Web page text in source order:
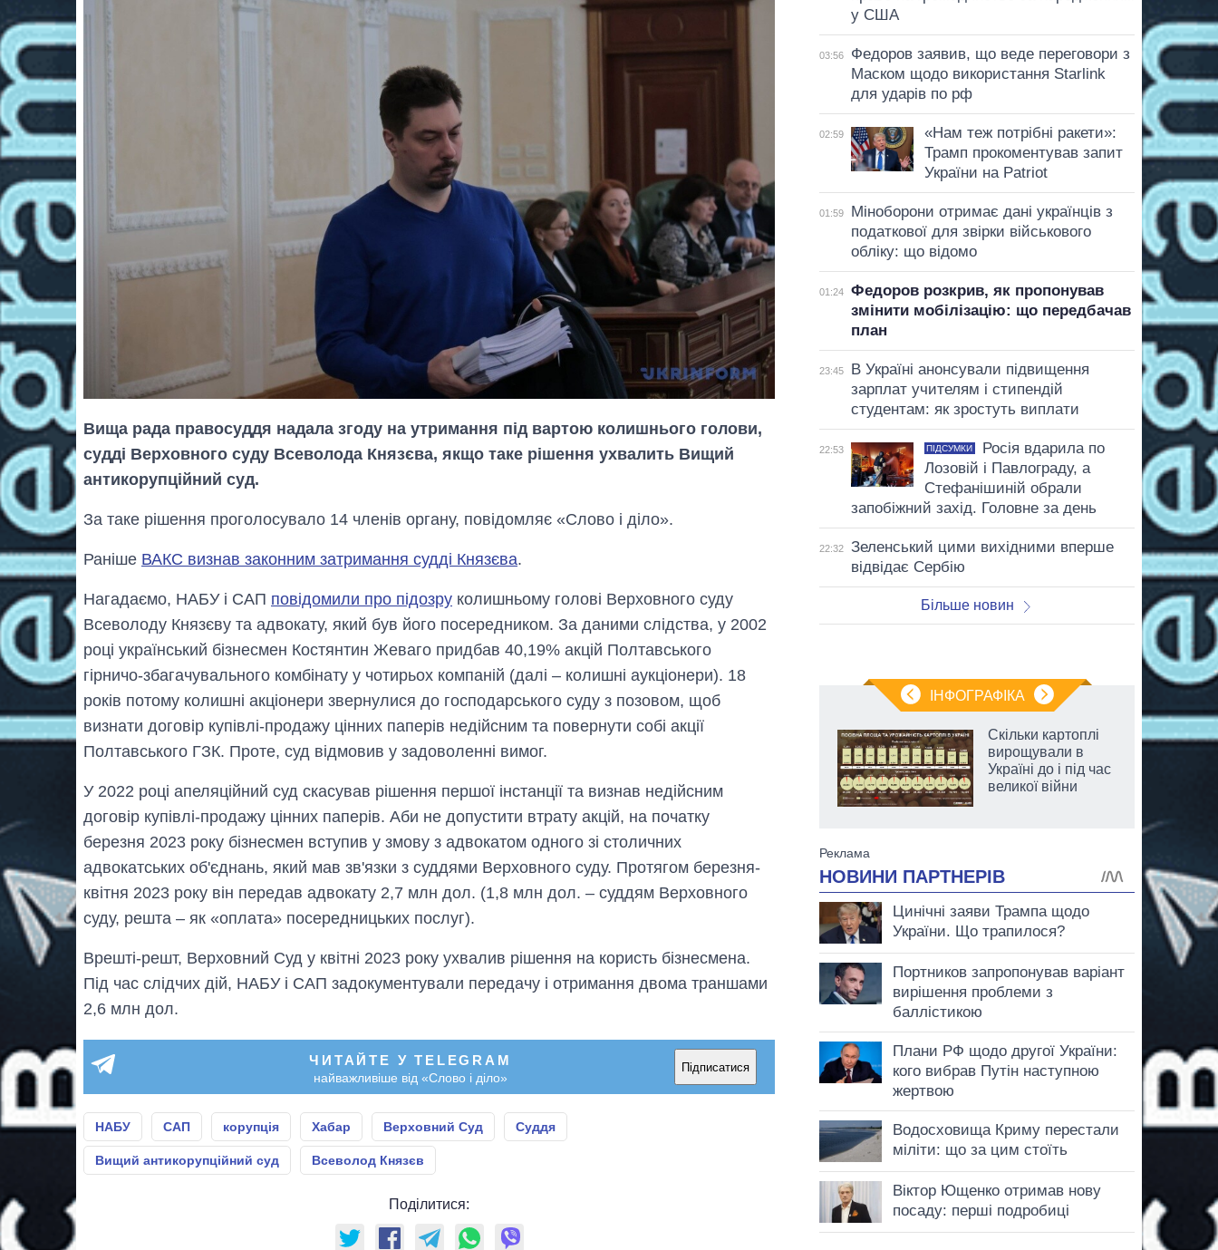
Вища рада правосуддя надала згоду на утримання під вартою колишнього голови,
судді Верховного суду Всеволода Князєва, якщо таке рішення ухвалить Вищий
антикорупційний суд.
За таке рішення проголосувало 14 членів органу, повідомляє «Слово і діло».
Раніше ВАКС визнав законним затримання судді Князєва.
Нагадаємо, НАБУ і САП повідомили про підозру колишньому голові Верховного суду
Всеволоду Князєву та адвокату, який був його посередником. За даними слідства, у 2002
році український бізнесмен Костянтин Жеваго придбав 40,19% акцій Полтавського
гірничо-збагачувального комбінату у чотирьох компаній (далі – колишні аукціонери). 18
років потому колишні акціонери звернулися до господарського суду з позовом, щоб
визнати договір купівлі-продажу цінних паперів недійсним та повернути собі акції
Полтавського ГЗК. Проте, суд відмовив у задоволенні вимог.
У 2022 році апеляційний суд скасував рішення першої інстанції та визнав недійсним
договір купівлі-продажу цінних паперів. Аби не допустити втрату акцій, на початку
березня 2023 року бізнесмен вступив у змову з адвокатом одного зі столичних
адвокатських об'єднань, який мав зв'язки з суддями Верховного суду. Протягом березня-
квітня 2023 року він передав адвокату 2,7 млн дол. (1,8 млн дол. – суддям Верховного
суду, решта – як «оплата» посередницьких послуг).
Врешті-решт, Верховний Суд у квітні 2023 року ухвалив рішення на користь бізнесмена.
Під час слідчих дій, НАБУ і САП задокументували передачу і отримання двома траншами
2,6 млн дол.
ЧИТАЙТЕ У TELEGRAM
найважливіше від «Слово і діло»
Підписатися
НАБУ САП корупція Хабар Верховний Суд Суддя
Вищий антикорупційний суд Всеволод Князєв
Поділитися:
у США
03:56
Федоров заявив, що веде переговори з
Маском щодо використання Starlink
для ударів по рф
02:59
«Нам теж потрібні ракети»:
Трамп прокоментував запит
України на Patriot
01:59
Міноборони отримає дані українців з
податкової для звірки військового
обліку: що відомо
01:24
Федоров розкрив, як пропонував
змінити мобілізацію: що передбачав
план
23:45
В Україні анонсували підвищення
зарплат учителям і стипендій
студентам: як зростуть виплати
22:53 ПІДСУМКИ
Росія вдарила по
Лозовій і Павлограду, а
Стефанішиній обрали
запобіжний захід. Головне за день
22:32
Зеленський цими вихідними вперше
відвідає Сербію
Більше новин
ІНФОГРАФІКА
Як за 10 років
бакалаврат,
магістратуру та
аспірантуру
Скільки картоплі
вирощували в
Україні до і під час
великої війни